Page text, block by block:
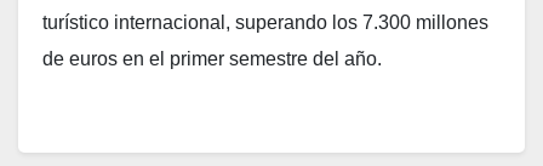
turístico internacional, superando los 7.300 millones
de euros en el primer semestre del año.